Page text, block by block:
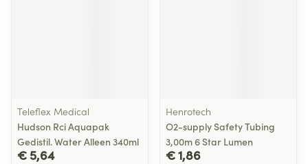
Teleflex Medical
Hudson Rci Aquapak
Gedistil. Water Alleen 340ml
€ 5,64
Henrotech
O2-supply Safety Tubing
3,00m 6 Star Lumen
€ 1,86